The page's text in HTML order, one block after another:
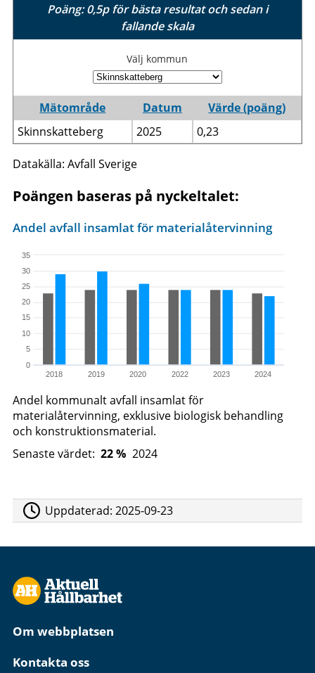
Poäng: 0,5p för bästa resultat och sedan i
fallande skala
Välj kommun
Mätområde Datum
Värde (poäng)
Skinnskatteberg
2025 0,23
Datakälla: Avfall Sverige
Poängen baseras på nyckeltalet:
2018 2019 2020 2022 2023 2024
0
5
10
15
20
25
30
35
Andel avfall insamlat för materialåtervinning
Andel kommunalt avfall insamlat för
materialåtervinning, exklusive biologisk behandling
och konstruktionsmaterial.
Senaste värdet: 22 % 2024
Uppdaterad:2025-09-23
Om webbplatsen
Kontakta oss